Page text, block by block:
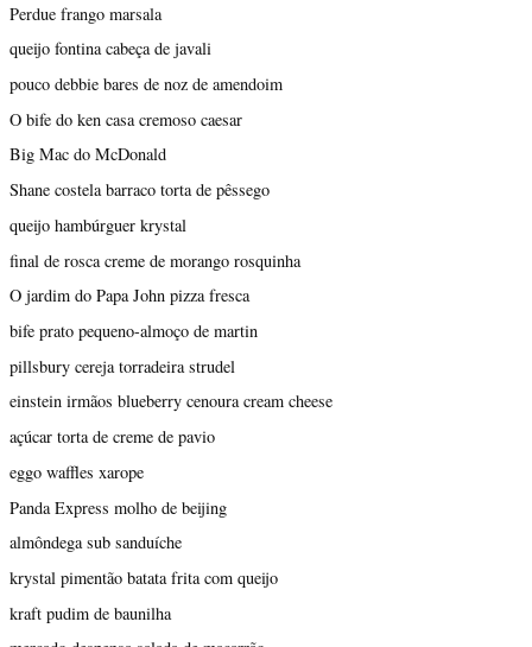
Perdue frango marsala
queijo fontina cabeça de javali
pouco debbie bares de noz de amendoim
O bife do ken casa cremoso caesar
Big Mac do McDonald
Shane costela barraco torta de pêssego
queijo hambúrguer krystal
final de rosca creme de morango rosquinha
O jardim do Papa John pizza fresca
bife prato pequeno-almoço de martin
pillsbury cereja torradeira strudel
einstein irmãos blueberry cenoura cream cheese
açúcar torta de creme de pavio
eggo waffles xarope
Panda Express molho de beijing
almôndega sub sanduíche
krystal pimentão batata frita com queijo
kraft pudim de baunilha